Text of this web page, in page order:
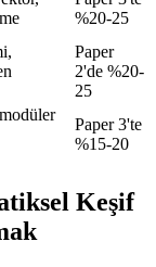
%20-25
Paper
2'de %20-
25
Paper 3'te
%15-20
Keşif